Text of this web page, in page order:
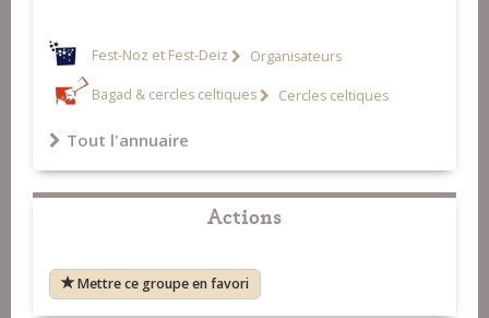
Fest-Noz et Fest-Deiz Organisateurs
Bagad & cercles celtiques Cercles celtiques
Tout l'annuaire
Actions
Mettre ce groupe en favori